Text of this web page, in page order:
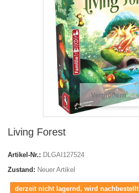
Vergrößern
Living Forest
Artikel-Nr.: DLGAI127524
Zustand: Neuer Artikel
derzeit nicht lagernd, wird nachbestellt